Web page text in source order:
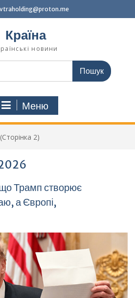
Країна
новини
Меню
(Сторінка 2)
Трамп створює
а Європі,